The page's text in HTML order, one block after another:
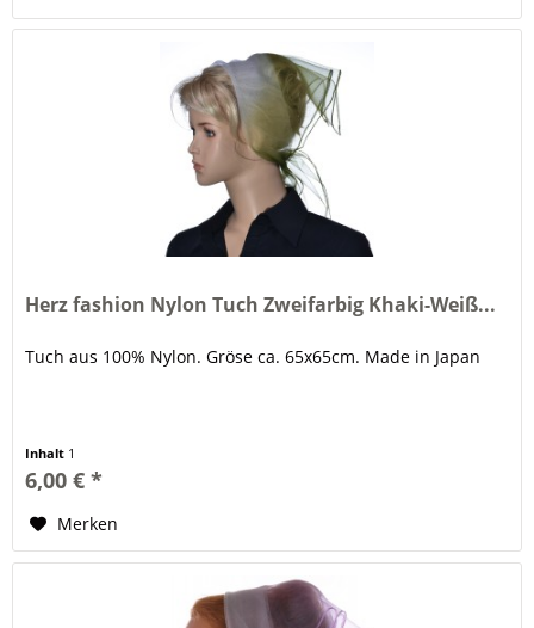
Herz fashion Nylon Tuch Zweifarbig Khaki-Weiß...
Tuch aus 100% Nylon. Gröse ca. 65x65cm. Made in Japan
Inhalt 1
6,00 € *
Merken